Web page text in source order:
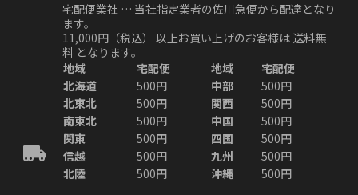
宅配便業社 … 当社指定業者の佐川急便から配達となり
ます。
11,000円（税込）
以上お買い上げのお客様は 送料無
料 となります。
地域
宅配便 地域
宅配便
北海道
500円 中部
500円
北東北
500円 関西
500円
南東北
500円 中国
500円
関東
500円 四国
500円
信越
500円 九州
500円
北陸
500円 沖縄
500円